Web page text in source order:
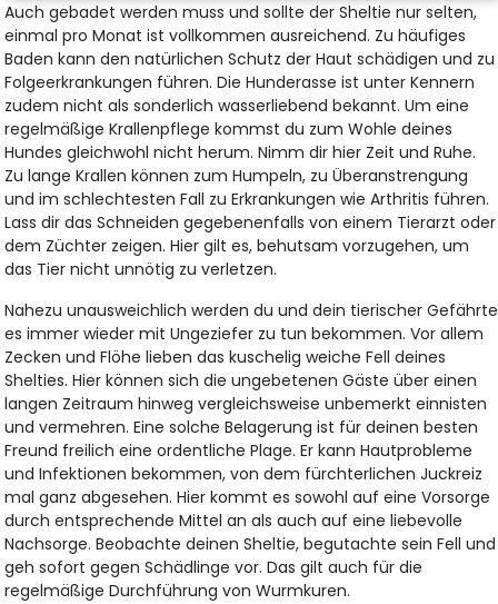
Auch gebadet werden muss und sollte der Sheltie nur selten,
einmal pro Monat ist vollkommen ausreichend. Zu häufiges
Baden kann den natürlichen Schutz der Haut schädigen und zu
Folgeerkrankungen führen. Die Hunderasse ist unter Kennern
zudem nicht als sonderlich wasserliebend bekannt. Um eine
regelmäßige Krallenpflege kommst du zum Wohle deines
Hundes gleichwohl nicht herum. Nimm dir hier Zeit und Ruhe.
Zu lange Krallen können zum Humpeln, zu Überanstrengung
und im schlechtesten Fall zu Erkrankungen wie Arthritis führen.
Lass dir das Schneiden gegebenenfalls von einem Tierarzt oder
dem Züchter zeigen. Hier gilt es, behutsam vorzugehen, um
das Tier nicht unnötig zu verletzen.
Nahezu unausweichlich werden du und dein tierischer Gefährte
es immer wieder mit Ungeziefer zu tun bekommen. Vor allem
Zecken und Flöhe lieben das kuschelig weiche Fell deines
Shelties. Hier können sich die ungebetenen Gäste über einen
langen Zeitraum hinweg vergleichsweise unbemerkt einnisten
und vermehren. Eine solche Belagerung ist für deinen besten
Freund freilich eine ordentliche Plage. Er kann Hautprobleme
und Infektionen bekommen, von dem fürchterlichen Juckreiz
mal ganz abgesehen. Hier kommt es sowohl auf eine Vorsorge
durch entsprechende Mittel an als auch auf eine liebevolle
Nachsorge. Beobachte deinen Sheltie, begutachte sein Fell und
geh sofort gegen Schädlinge vor. Das gilt auch für die
regelmäßige Durchführung von Wurmkuren.